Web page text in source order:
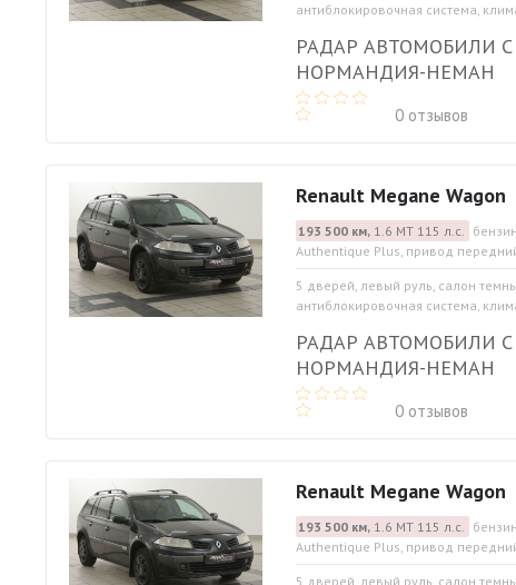
антиблокировочная система,
РАДАР АВТОМОБИЛИ
НОРМАНДИЯ-НЕМАН
0 отзывов
Renault Megane Wagon
193 500 км,1.6 МТ 115 л.с.
Authentique Plus, привод
5 дверей, левый руль, салон
антиблокировочная система,
РАДАР АВТОМОБИЛИ
НОРМАНДИЯ-НЕМАН
0 отзывов
Renault Megane Wagon
193 500 км,1.6 МТ 115 л.с.
Authentique Plus, привод
5 дверей, левый руль, салон